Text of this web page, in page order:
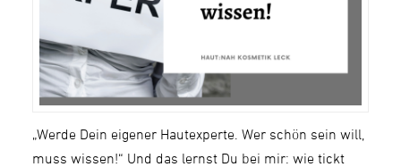
„Werde Dein eigener Hautexperte. Wer schön sein will,
muss wissen!“ Und das lernst Du bei mir: wie tickt